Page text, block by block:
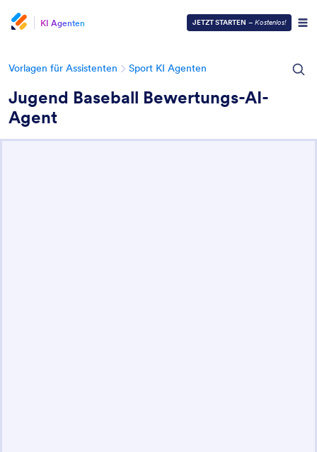
KI Agenten JETZT STARTEN – Kostenlos!
Vorlagen für Assistenten Sport KI Agenten
Jugend Baseball Bewertungs-AI-
Agent